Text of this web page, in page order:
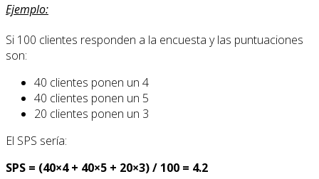
Ejemplo:
Si 100 clientes responden a la encuesta y las puntuaciones
son:
40 clientes ponen un 4
40 clientes ponen un 5
20 clientes ponen un 3
El SPS sería:
SPS = (40×4 + 40×5 + 20×3) / 100 = 4.2